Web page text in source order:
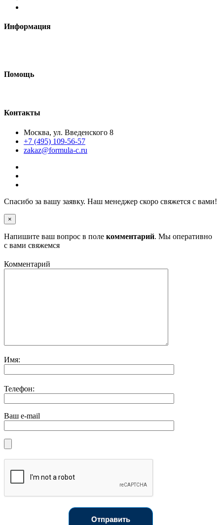
Информация
Помощь
Контакты
Москва, ул. Введенского 8
+7 (495) 109-56-57
zakaz@formula-c.ru
Спасибо за вашу заявку. Наш менеджер скоро свяжется с вами!
×
Напишите ваш вопрос в поле комментарий. Мы оперативно
с вами свяжемся
Комментарий
Имя:
Телефон:
Ваш e-mail
Отправить